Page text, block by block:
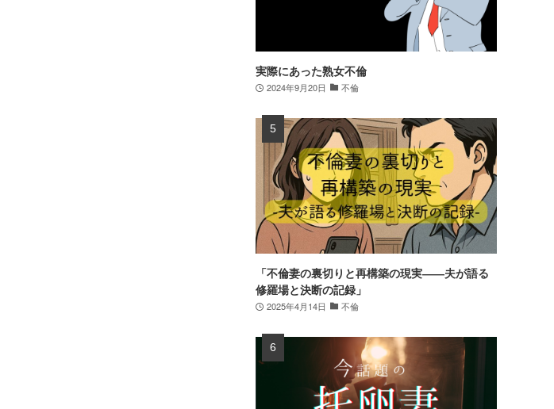
実際にあった熟女不倫
2024年9月20日 不倫
「不倫妻の裏切りと再構築の現実――夫が語る
修羅場と決断の記録」
2025年4月14日 不倫